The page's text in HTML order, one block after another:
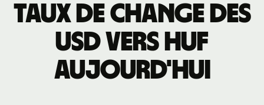
Taux de change des
USD vers HUF
aujourd'hui